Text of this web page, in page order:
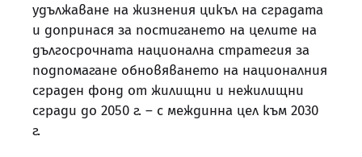
удължаване на жизнения цикъл на сградата
и допринася за постигането на целите на
дългосрочната национална стратегия за
подпомагане обновяването на националния
сграден фонд от жилищни и нежилищни
сгради до 2050 г. – с междинна цел към 2030
г.